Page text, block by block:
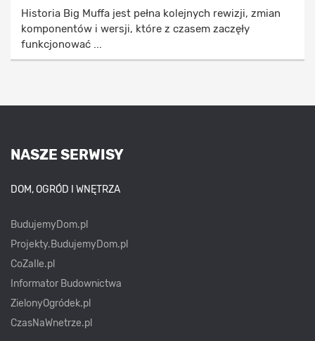
Historia Big Muffa jest pełna kolejnych rewizji, zmian
komponentów i wersji, które z czasem zaczęły
funkcjonować ...
NASZE SERWISY
DOM, OGRÓD I WNĘTRZA
BudujemyDom.pl
Projekty.BudujemyDom.pl
CoZaIle.pl
Informator Budownictwa
ZielonyOgródek.pl
CzasNaWnetrze.pl